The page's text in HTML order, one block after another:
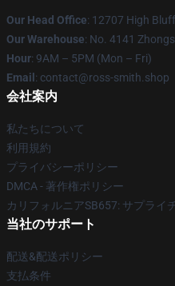
Our Head Office: 12707 High
Our Warehouse: No. 4141
Hour: 9AM – 5PM (Mon – Fri)
Email : contact@ross-smith.shop
会社案内
私たちについて
利用規約
プライバシーポリシー
DMCA - 著作権ポリシー
カリフォルニアSB657: サプライ
当社のサポート
配送&配送ポリシー
支払条件